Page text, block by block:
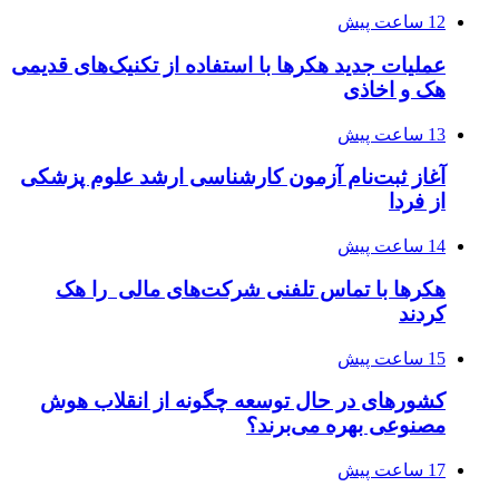
12 ساعت پیش
عملیات جدید هکرها با استفاده از تکنیک‌های قدیمی
هک و اخاذی
13 ساعت پیش
آغاز ثبت‌نام‌ آزمون کارشناسی ارشد علوم پزشکی
از فردا
14 ساعت پیش
هکرها با تماس تلفنی شرکت‌های مالی را هک
کردند
15 ساعت پیش
کشورهای در حال توسعه چگونه از انقلاب هوش
مصنوعی بهره می‌برند؟
17 ساعت پیش